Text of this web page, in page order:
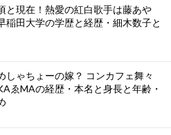
と現在！熱愛の紅白歌手は藤あや
稲田大学の学歴と経歴・細木数子と
しゃちょーの嫁？ コンカフェ舞々
ゑMAの経歴・本名と身長と年齢・